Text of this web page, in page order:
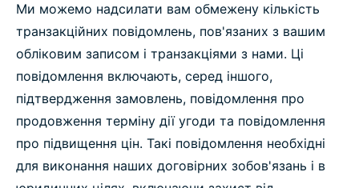
Ми можемо надсилати вам обмежену кількість
транзакційних повідомлень, пов'язаних з вашим
обліковим записом і транзакціями з нами. Ці
повідомлення включають, серед іншого,
підтвердження замовлень, повідомлення про
продовження терміну дії угоди та повідомлення
про підвищення цін. Такі повідомлення необхідні
для виконання наших договірних зобов'язань і в